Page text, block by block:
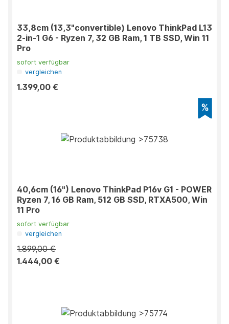
33,8cm (13,3"convertible) Lenovo ThinkPad L13
2-in-1 G6 - Ryzen 7, 32 GB Ram, 1 TB SSD, Win 11
Pro
sofort verfügbar
vergleichen
1.399,00 €
40,6cm (16") Lenovo ThinkPad P16v G1 - POWER
Ryzen 7, 16 GB Ram, 512 GB SSD, RTXA500, Win
11 Pro
sofort verfügbar
vergleichen
1.899,00 €
1.444,00 €